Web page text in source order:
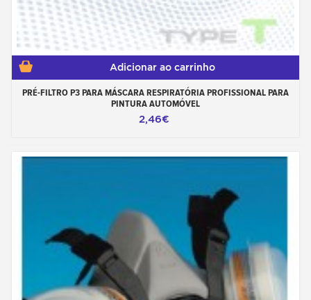
Adicionar ao carrinho
PRÉ-FILTRO P3 PARA MÁSCARA RESPIRATÓRIA PROFISSIONAL PARA
PINTURA AUTOMÓVEL
2,46€